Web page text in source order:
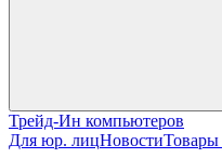
Трейд-Ин компьютеров
Для юр. лицНовостиТовары